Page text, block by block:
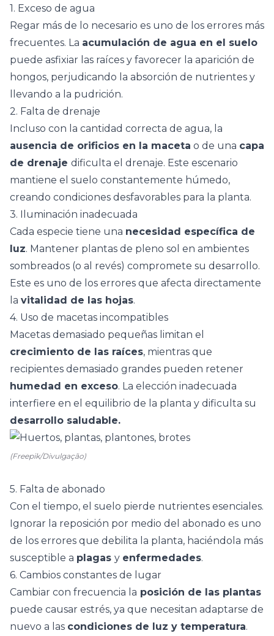
1. Exceso de agua
Regar más de lo necesario es uno de los errores más
frecuentes. La acumulación de agua en el suelo
puede asfixiar las raíces y favorecer la aparición de
hongos, perjudicando la absorción de nutrientes y
llevando a la pudrición.
2. Falta de drenaje
Incluso con la cantidad correcta de agua, la
ausencia de orificios en la maceta o de una capa
de drenaje dificulta el drenaje. Este escenario
mantiene el suelo constantemente húmedo,
creando condiciones desfavorables para la planta.
3. Iluminación inadecuada
Cada especie tiene una necesidad específica de
luz. Mantener plantas de pleno sol en ambientes
sombreados (o al revés) compromete su desarrollo.
Este es uno de los errores que afecta directamente
la vitalidad de las hojas.
4. Uso de macetas incompatibles
Macetas demasiado pequeñas limitan el
crecimiento de las raíces, mientras que
recipientes demasiado grandes pueden retener
humedad en exceso. La elección inadecuada
interfiere en el equilibrio de la planta y dificulta su
desarrollo saludable.
(Freepik/Divulgação)
5. Falta de abonado
Con el tiempo, el suelo pierde nutrientes esenciales.
Ignorar la reposición por medio del abonado es uno
de los errores que debilita la planta, haciéndola más
susceptible a plagas y enfermedades.
6. Cambios constantes de lugar
Cambiar con frecuencia la posición de las plantas
puede causar estrés, ya que necesitan adaptarse de
nuevo a las condiciones de luz y temperatura.